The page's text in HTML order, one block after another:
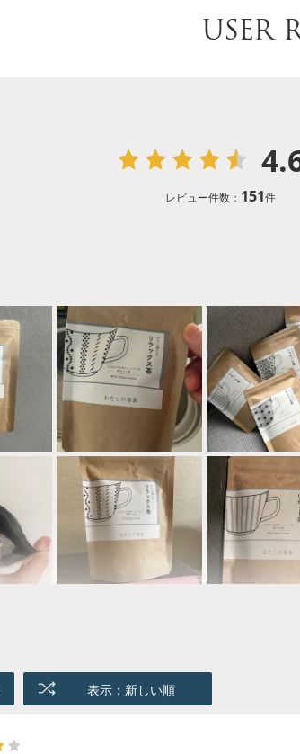
USER
レビュー件数： 151件
表示：新しい順